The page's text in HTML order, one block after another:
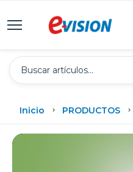
Inicio PRODUCTOS